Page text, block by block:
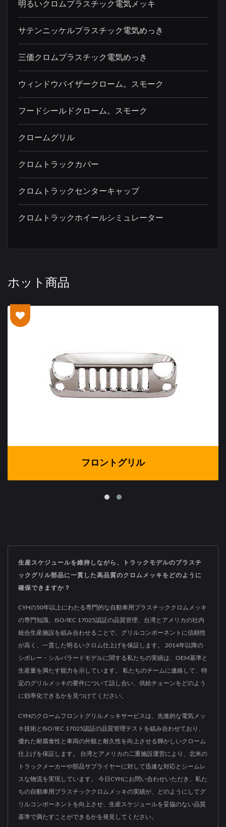
明るいクロムプラスチック電気メッキ
サテンニッケルプラスチック電気めっき
三価クロムプラスチック電気めっき
ウィンドウバイザークローム。スモーク
フードシールドクローム。スモーク
クロームグリル
クロムトラックカバー
クロムトラックセンターキャップ
クロムトラックホイールシミュレーター
ホット商品
フロントグリル
生産スケジュールを維持しながら、トラックモデルのプラスチ
ックグリル部品に一貫した高品質のクロムメッキをどのように
確保できますか？
CYHの50年以上にわたる専門的な自動車用プラスチッククロムメッキ
の専門知識、ISO/IEC 17025認証の品質管理、台湾とアメリカの社内
統合生産施設を組み合わせることで、グリルコンポーネントに信頼性
が高く、一貫した明るいクロム仕上げを保証します。 2014年以降の
シボレー・シルバラードモデルに関する私たちの実績は、OEM基準と
生産量を満たす能力を示しています。 私たちのチームに連絡して、特
定のグリルメッキの要件について話し合い、供給チェーンをどのよう
に効率化できるかを見つけてください。
CYHのクロームフロントグリルメッキサービスは、先進的な電気メッ
キ技術とISO/IEC 17025認証の品質管理テストを組み合わせており、
優れた耐腐食性と車両の外観と耐久性を向上させる輝かしいクローム
仕上げを保証します。 台湾とアメリカの二重施設運営により、北米の
トラックメーカーや部品サプライヤーに対して迅速な対応とシームレ
スな物流を実現しています。 今日CYHにお問い合わせいただき、私た
ちの自動車用プラスチッククロムメッキの実績が、どのようにしてグ
リルコンポーネントを向上させ、生産スケジュールを妥協のない品質
基準で満たすことができるかを発見してください。